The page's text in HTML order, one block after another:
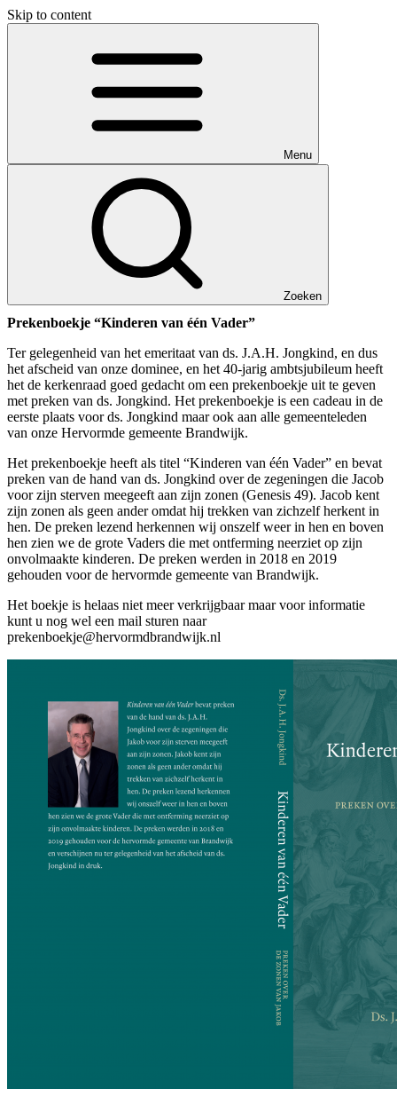
Skip to content
Menu
Zoeken
Prekenboekje “Kinderen van één Vader”
Ter gelegenheid van het emeritaat van ds. J.A.H. Jongkind, en dus
het afscheid van onze dominee, en het 40-jarig ambtsjubileum heeft
het de kerkenraad goed gedacht om een prekenboekje uit te geven
met preken van ds. Jongkind. Het prekenboekje is een cadeau in de
eerste plaats voor ds. Jongkind maar ook aan alle gemeenteleden
van onze Hervormde gemeente Brandwijk.
Het prekenboekje heeft als titel “Kinderen van één Vader” en bevat
preken van de hand van ds. Jongkind over de zegeningen die Jacob
voor zijn sterven meegeeft aan zijn zonen (Genesis 49). Jacob kent
zijn zonen als geen ander omdat hij trekken van zichzelf herkent in
hen. De preken lezend herkennen wij onszelf weer in hen en boven
hen zien we de grote Vaders die met ontferming neerziet op zijn
onvolmaakte kinderen. De preken werden in 2018 en 2019
gehouden voor de hervormde gemeente van Brandwijk.
Het boekje is helaas niet meer verkrijgbaar maar voor informatie
kunt u nog wel een mail sturen naar
prekenboekje@hervormdbrandwijk.nl